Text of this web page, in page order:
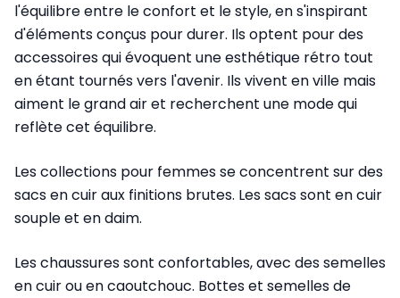
l'équilibre entre le confort et le style, en s'inspirant
d'éléments conçus pour durer. Ils optent pour des
accessoires qui évoquent une esthétique rétro tout
en étant tournés vers l'avenir. Ils vivent en ville mais
aiment le grand air et recherchent une mode qui
reflète cet équilibre.
Les collections pour femmes se concentrent sur des
sacs en cuir aux finitions brutes. Les sacs sont en cuir
souple et en daim.
Les chaussures sont confortables, avec des semelles
en cuir ou en caoutchouc. Bottes et semelles de